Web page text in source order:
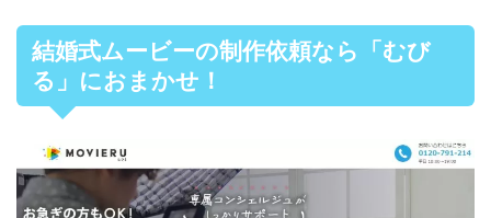
結婚式ムービーの制作依頼なら「 むび
る 」におまかせ！